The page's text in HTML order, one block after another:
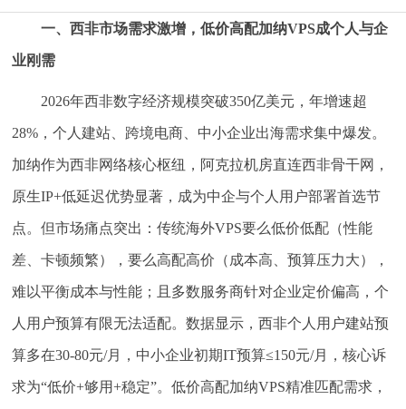
一、西非市场需求激增，低价高配加纳VPS成个人与企
业刚需
2026年西非数字经济规模突破350亿美元，年增速超
28%，个人建站、跨境电商、中小企业出海需求集中爆发。
加纳作为西非网络核心枢纽，阿克拉机房直连西非骨干网，
原生IP+低延迟优势显著，成为中企与个人用户部署首选节
点。但市场痛点突出：传统海外VPS要么低价低配（性能
差、卡顿频繁），要么高配高价（成本高、预算压力大），
难以平衡成本与性能；且多数服务商针对企业定价偏高，个
人用户预算有限无法适配。数据显示，西非个人用户建站预
算多在30-80元/月，中小企业初期IT预算≤150元/月，核心诉
求为“低价+够用+稳定”。低价高配加纳VPS精准匹配需求，